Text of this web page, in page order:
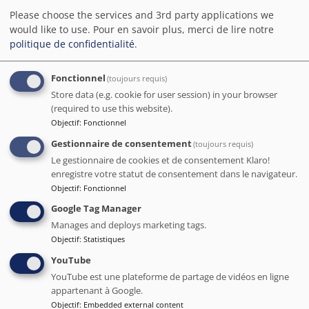
vraiment rester dans l'eau trop longtemps.
Date de séjour nov 2023
Lorcan
L'accueil a été parfait. Nous célébrions notre
anniversaire de mariage et avons été agréablement surpris
de trouver une petite attention dans notre chambre à
notre arrivée. Nous tenons à remercier chaleureusement le
personnel pour son professionnalisme et son grand sens
de l'hospitalité. Le personnel du bar était également très
gentil et adorable. Notre séjour dans cet établissement
magnifique a été un vrai bonheur.
Samantha( France )
Please choose the services and 3rd party applications we
would like to use. Pour en savoir plus, merci de lire notre
politique de confidentialité.
Fonctionnel (toujours requis)
Store data (e.g. cookie for user session) in your browser
(required to use this website).
Objectif: Fonctionnel
Gestionnaire de consentement(toujours requis)
Le gestionnaire de cookies et de consentement Klaro!
enregistre votre statut de consentement dans le navigateur.
Objectif: Fonctionnel
Google Tag Manager
Manages and deploys marketing tags.
Objectif: Statistiques
YouTube
YouTube est une plateforme de partage de vidéos en ligne
appartenant à Google.
Objectif: Embedded external content